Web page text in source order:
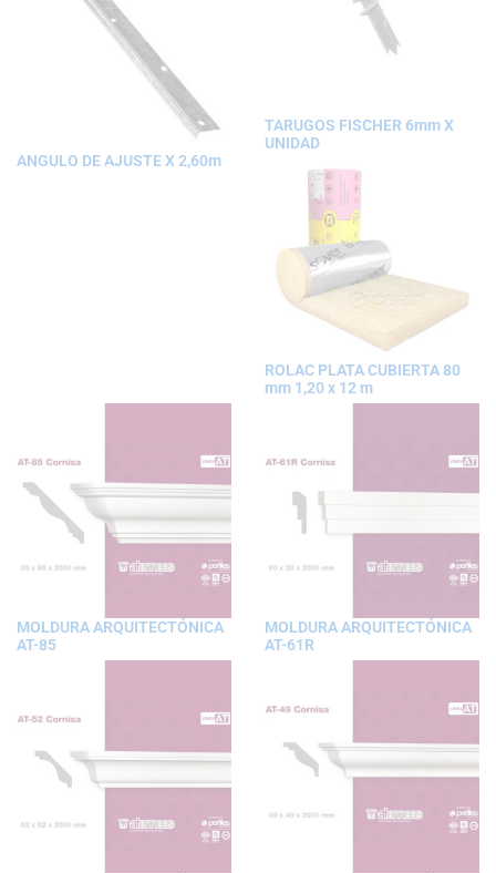
ANGULO DE AJUSTE X 2,60m
TARUGOS FISCHER 6mm X
UNIDAD
ROLAC PLATA CUBIERTA 80
mm 1,20 x 12 m
MOLDURA ARQUITECTÓNICA
AT-85
MOLDURA ARQUITECTÓNICA
AT-61R